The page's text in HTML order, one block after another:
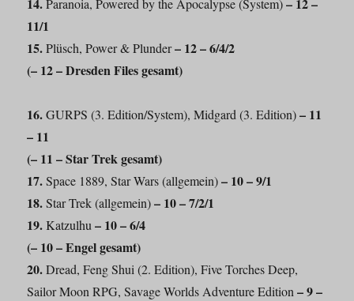
Paranoia, Powered by the Apocalypse (System)
11/1
15.Plüsch, Power & Plunder– 12 – 6/4/2
(– 12 – Dresden Files gesamt)
16.GURPS (3. Edition/System), Midgard (3. Edition)– 11
– 11
(– 11 – Star Trek gesamt)
17.Space 1889, Star Wars (allgemein)– 10 – 9/1
18.Star Trek (allgemein)– 10 – 7/2/1
19.Katzulhu– 10 – 6/4
(– 10 – Engel gesamt)
20.Dread, Feng Shui (2. Edition), Five Torches Deep,
Sailor Moon RPG, Savage Worlds Adventure Edition– 9 –